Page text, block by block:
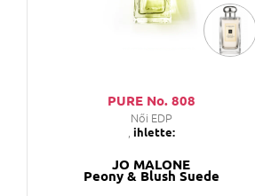
PURE No. 808
Női EDP
ihlette:
JO MALONE
Peony & Blush Suede